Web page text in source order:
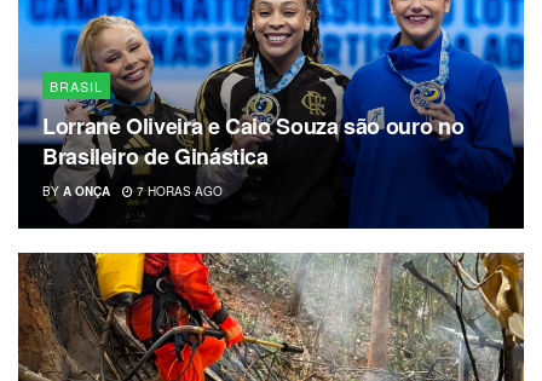
BRASIL
Lorrane Oliveira e Caio Souza são ouro no
Brasileiro de Ginástica
BY A ONÇA 7 HORAS AGO